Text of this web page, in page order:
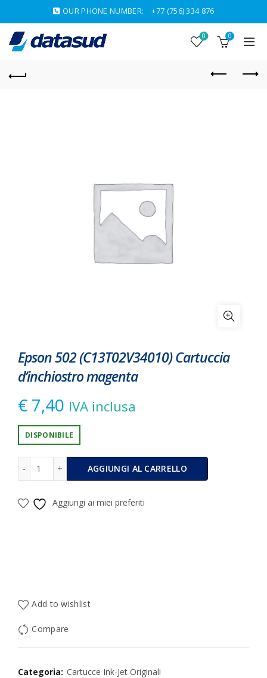
OUR PHONE NUMBER: +77 (756) 334 876
0 0
Epson 502 (C13T02V34010) Cartuccia
d’inchiostro magenta
€ 7,40 IVA inclusa
DISPONIBILE
Epson 502 (C13T02V34010) Cartuccia d'inchiostro
AGGIUNGI AL CARRELLO
Alternative:
Aggiungi ai miei preferiti
Add to wishlist
Compare
Categoria: Cartucce Ink-Jet Originali